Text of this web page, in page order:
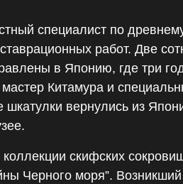
специалист по
работ. Две
в Японию, где три
Китамура и
вернулись из
скифских
Черного моря”.